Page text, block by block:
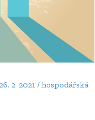
26. 2. 2021 / hospodářská